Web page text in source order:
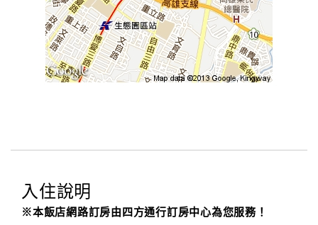
入住說明
※本飯店網路訂房由四方通行訂房中心為您服務！